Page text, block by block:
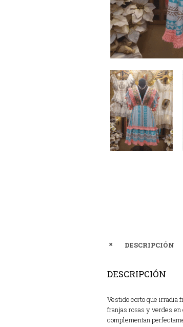
DESCRIPCIÓN
DESCRIPCIÓN
Vestido corto que irradia
franjas rosas y verdes en
complementan